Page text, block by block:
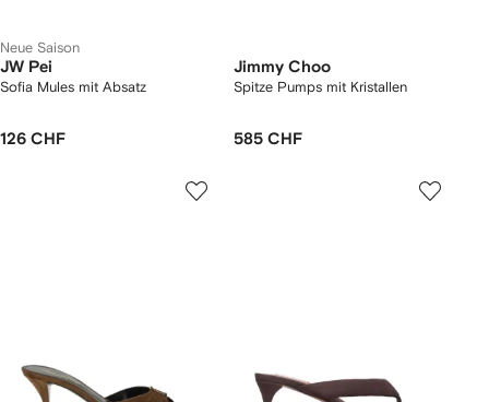
Neue Saison
JW Pei
Sofia Mules mit Absatz
126 CHF
Jimmy Choo
Spitze Pumps mit Kristallen
585 CHF